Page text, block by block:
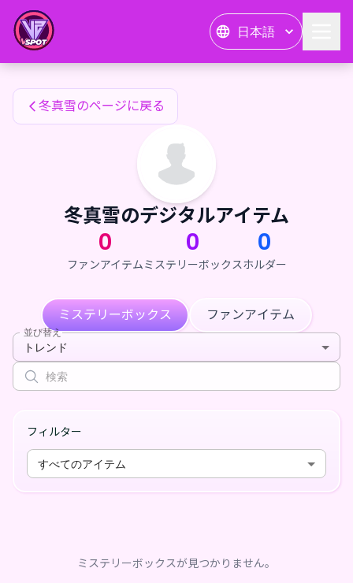
日本語
冬真雪のファンアイテム
冬真雪のページに戻る
冬真雪のデジタルアイテム
0
ファンアイテム
0
ミステリーボックス
0
ホルダー
ミステリーボックス ファンアイテム
並び替え
トレンド
フィルター
すべてのアイテム
ミステリーボックスが見つかりません。
冬真雪のファンアイテム — 24karat